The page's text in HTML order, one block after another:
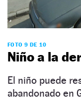
FOTO 9 DE 10
Niño a la
El niño puede
abandonado en